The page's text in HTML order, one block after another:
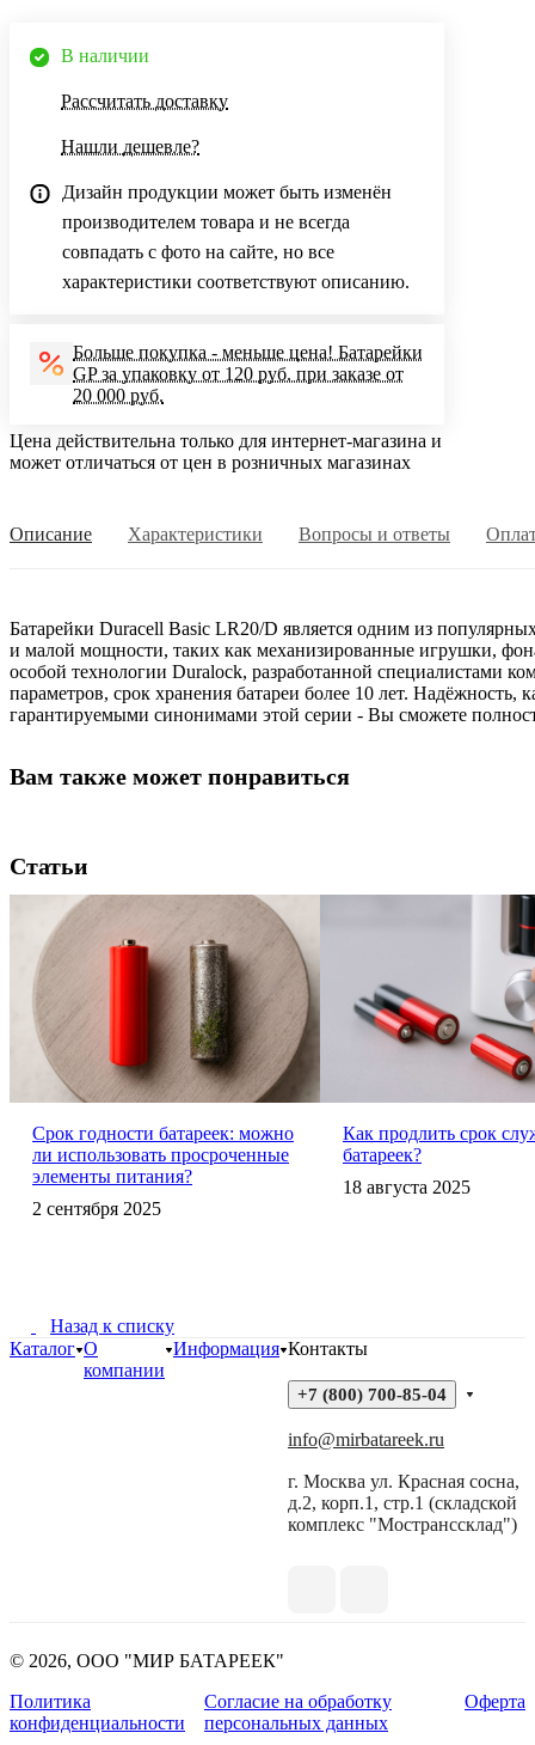
В наличии
Рассчитать доставку
Нашли дешевле?
Дизайн продукции может быть изменён
производителем товара и не всегда
совпадать с фото на сайте, но все
характеристики соответствуют описанию.
Больше покупка - меньше цена! Батарейки
GP за упаковку от 120 руб. при заказе от
20 000 руб.
Цена действительна только для интернет-магазина и
может отличаться от цен в розничных магазинах
Описание Характеристики Вопросы и ответы
Батарейки Duracell Basic LR20/D является одним из
и малой мощности, таких как механизированные игрушки,
особой технологии Duralock, разработанной специалистами
параметров, срок хранения батареи более 10 лет. Надёжность,
гарантируемыми синонимами этой серии - Вы сможете
Вам также может понравиться
Статьи
Срок годности батареек: можно
ли использовать просроченные
элементы питания?
2 сентября 2025
Как продлить срок
батареек?
18 августа 2025
Назад к списку
Каталог О
компании
Информация Контакты
+7 (800) 700-85-04
info@mirbatareek.ru
г. Москва ул. Красная сосна,
д.2, корп.1, стр.1 (складской
комплекс "Мостранссклад")
© 2026, ООО "МИР БАТАРЕЕК"
Политика
конфиденциальности
Согласие на обработку
персональных данных
Оферта